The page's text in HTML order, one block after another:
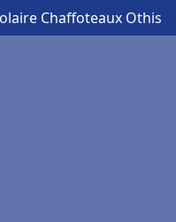
Chaffoteaux Othis